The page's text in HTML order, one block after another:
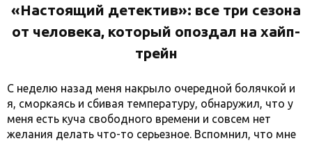
«Настоящий детектив»: все три сезона
от человека, который опоздал на хайп-
трейн
С неделю назад меня накрыло очередной болячкой и
я, сморкаясь и сбивая температуру, обнаружил, что у
меня есть куча свободного времени и совсем нет
желания делать что-то серьезное. Вспомнил, что мне